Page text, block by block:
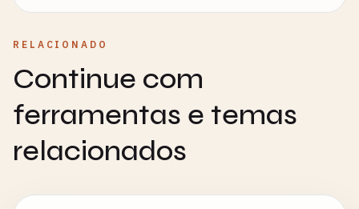
RELACIONADO
Continue com
ferramentas e temas
relacionados